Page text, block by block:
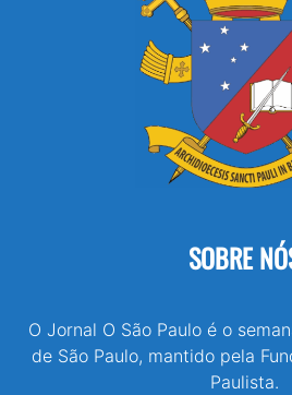
SOBRE
O Jornal O São Paulo é o
de São Paulo, mantido pela
Paulista.